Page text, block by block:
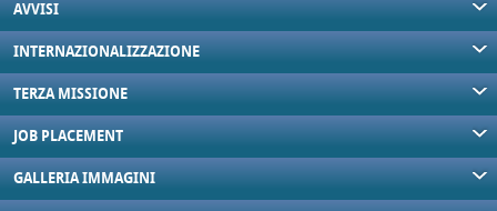
AVVISI
INTERNAZIONALIZZAZIONE
TERZA MISSIONE
JOB PLACEMENT
GALLERIA IMMAGINI